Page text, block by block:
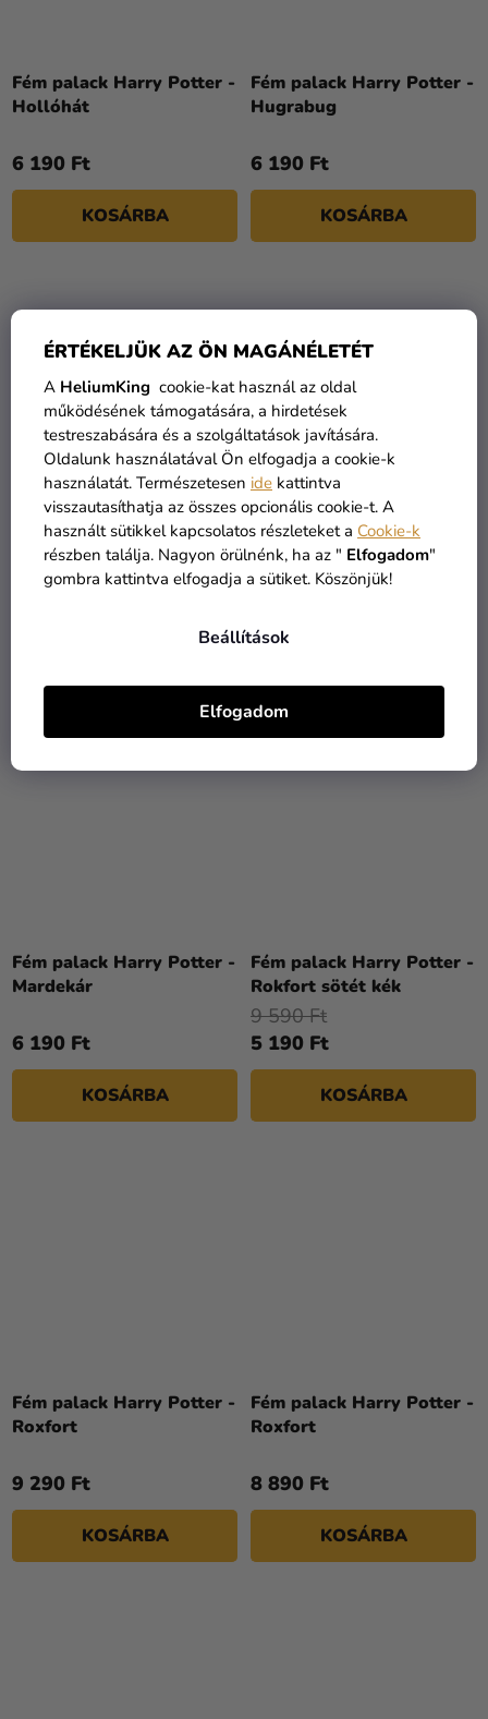
ÉRTÉKELJÜK AZ ÖN MAGÁNÉLETÉT
A HeliumKing cookie-kat használ az oldal
működésének támogatására, a hirdetések
testreszabására és a szolgáltatások javítására.
Oldalunk használatával Ön elfogadja a cookie-k
használatát. Természetesen ide kattintva
visszautasíthatja az összes opcionális cookie-t. A
használt sütikkel kapcsolatos részleteket a Cookie-k
részben találja. Nagyon örülnénk, ha az " Elfogadom"
gombra kattintva elfogadja a sütiket. Köszönjük!
Beállítások
Elfogadom
Fém palack Harry Potter -
Hollóhát
6 190 Ft
KOSÁRBA
Fém palack Harry Potter -
Hugrabug
6 190 Ft
KOSÁRBA
Fém palack Harry Potter -
Kviddics kék-arany
Fém palack Harry Potter -
Mardekár
Fém palack Harry Potter -
Mardekár
6 190 Ft
KOSÁRBA
Fém palack Harry Potter -
Rokfort sötét kék
5 190 Ft
9 590 Ft
KOSÁRBA
Fém palack Harry Potter -
Roxfort
9 290 Ft
KOSÁRBA
Fém palack Harry Potter -
Roxfort
8 890 Ft
KOSÁRBA